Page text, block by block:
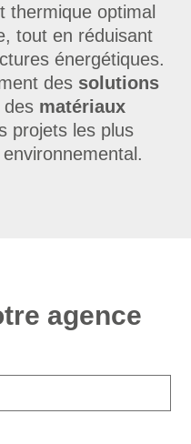
thermique optimal
tout en réduisant
énergétiques.
des solutions
matériaux
projets les plus
agence